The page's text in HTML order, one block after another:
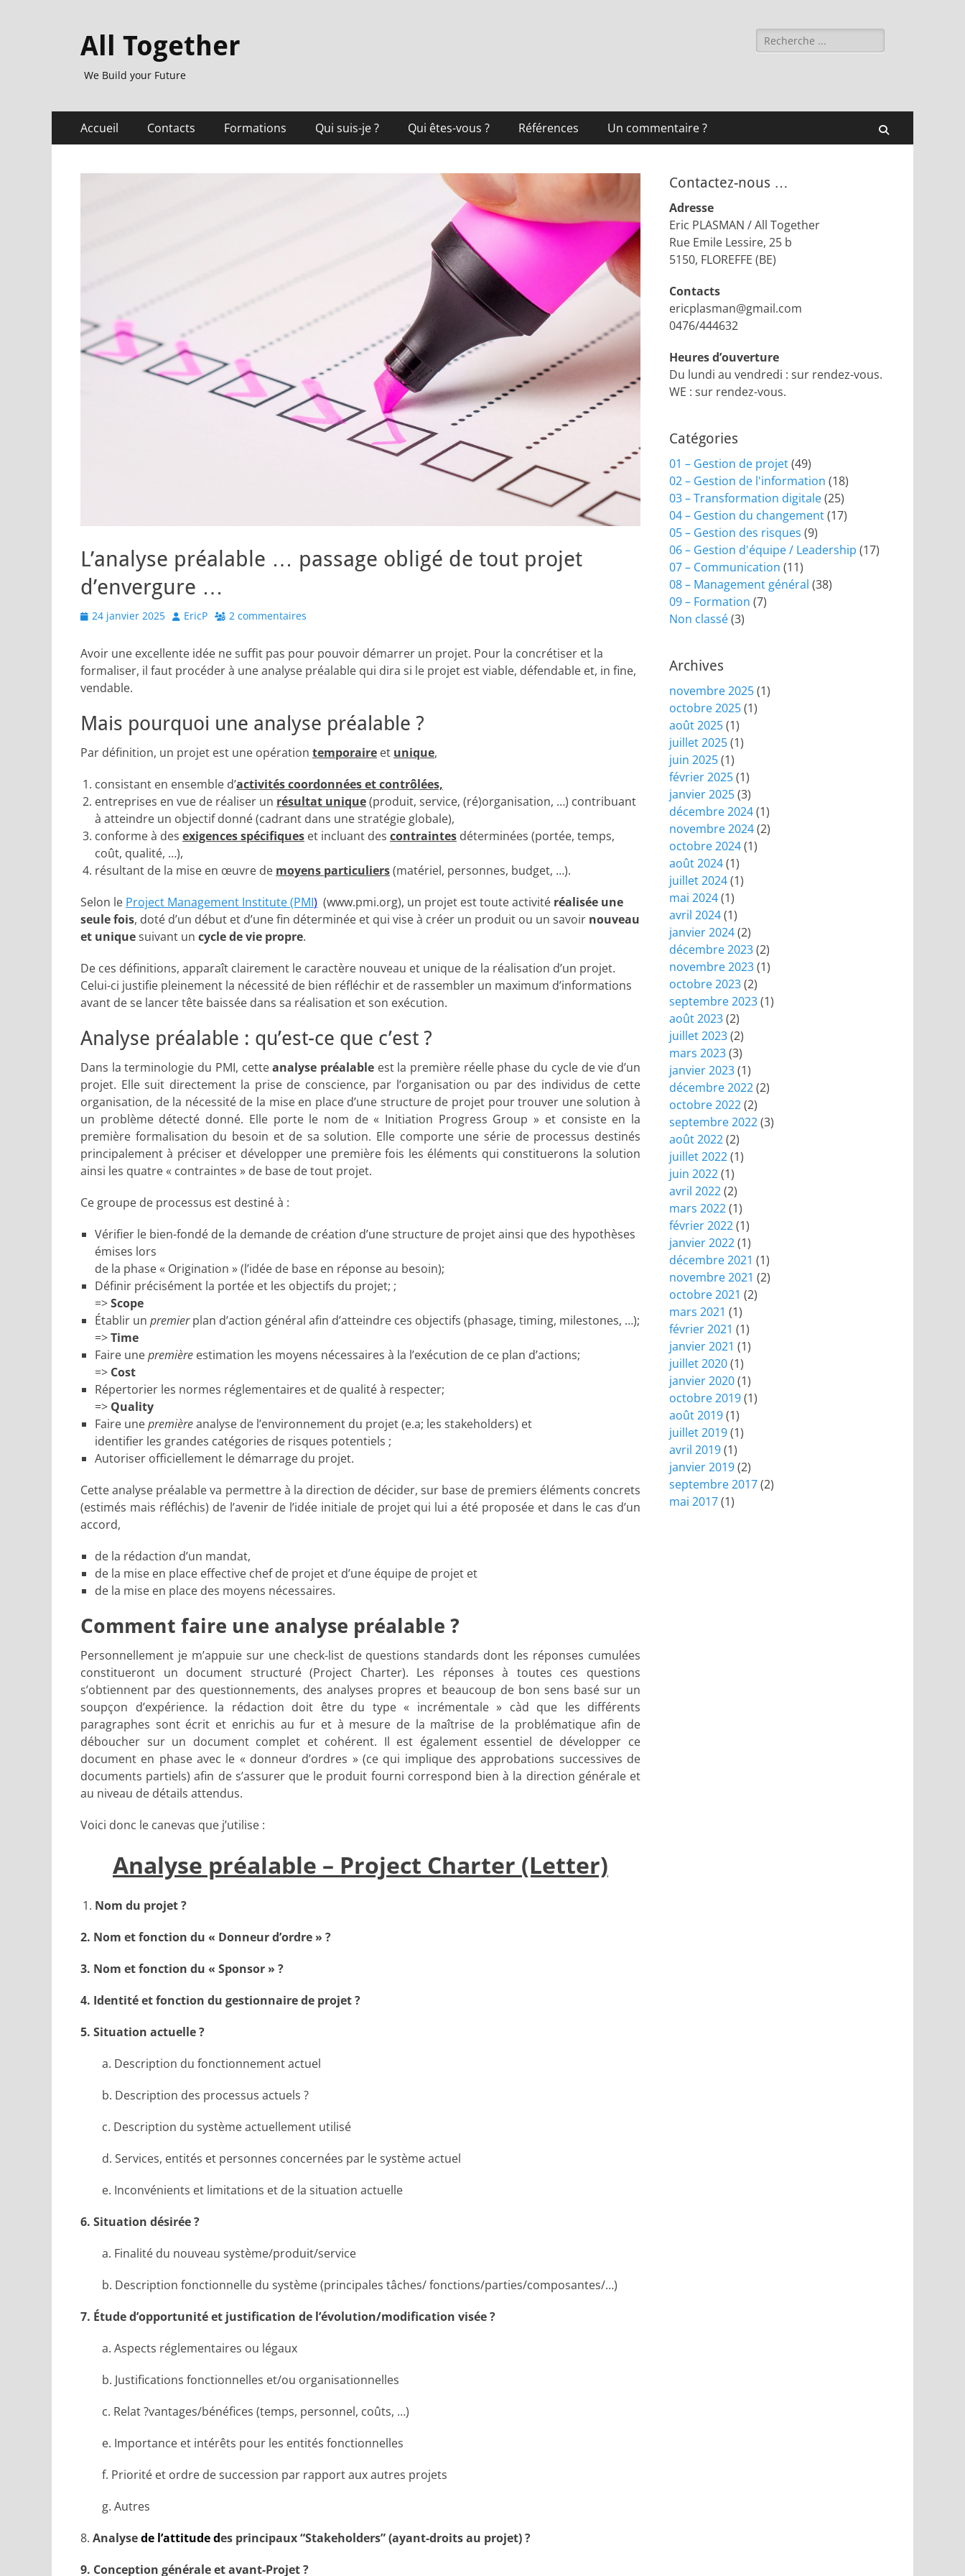
All Together
We Build your Future
Rechercher :
Menu
principal
Accueil Contacts Formations Qui suis-je ? Qui êtes-vous ? Références Un commentaire ?
L’analyse préalable … passage obligé de tout projet
d’envergure …
Posted
24 janvier 2025 Author
EricP 2 commentaires
Avoir une excellente idée ne suffit pas pour pouvoir démarrer un projet. Pour la concrétiser et la
formaliser, il faut procéder à une analyse préalable qui dira si le projet est viable, défendable et, in fine,
vendable.
Mais pourquoi une analyse préalable ?
Par définition, un projet est une opération temporaire et unique,
consistant en ensemble d’activités coordonnées et contrôlées,
entreprises en vue de réaliser un résultat unique(produit, service, (ré)organisation, …) contribuant
à atteindre un objectif donné (cadrant dans une stratégie globale),
conforme à des exigences spécifiques et incluant des contraintes déterminées (portée, temps,
coût, qualité, …),
résultant de la mise en œuvre de moyens particuliers(matériel, personnes, budget, …).
Selon le Project Management Institute (PMI) (www.pmi.org), un projet est toute activité réalisée une
seule fois, doté d’un début et d’une fin déterminée et qui vise à créer un produit ou un savoir nouveau
et uniquesuivant un cycle de vie propre.
De ces définitions, apparaît clairement le caractère nouveau et unique de la réalisation d’un projet.
Celui-ci justifie pleinement la nécessité de bien réfléchir et de rassembler un maximum d’informations
avant de se lancer tête baissée dans sa réalisation et son exécution.
Analyse préalable : qu’est-ce que c’est ?
Dans la terminologie du PMI, cetteanalyse préalable est la première réelle phase du cycle de vie d’un
projet. Elle suit directementla prise de conscience, par l’organisation ou par des individus de cette
organisation, de la nécessité de la mise en place d’une structure de projet pour trouver une solution à
un problème détecté donné. Elle porte le nom de « Initiation Progress Group » et consiste en la
première formalisation du besoin et de sa solution. Elle comporte une série de processus destinés
principalement à préciser et développer une première fois les éléments qui constituerons la solution
ainsi les quatre « contraintes » de base de tout projet.
Ce groupe de processus est destiné à :
Vérifier le bien-fondé de la demande de création d’une structure de projet ainsi que des hypothèses
émises lors
de la phase « Origination » (l’idée de base en réponse au besoin);
Définir précisément la portée et les objectifs du projet; ;
=>Scope
Établir un premierplan d’action général afin d’atteindre ces objectifs (phasage, timing, milestones, …);
=>Time
Faire unepremière estimation les moyens nécessaires à la l’exécution de ce plan d’actions;
=> Cost
Répertorier les normes réglementaires et de qualité à respecter;
=> Quality
Faire unepremièreanalyse de l’environnement du projet (e.a; les stakeholders) et
identifier les grandes catégories de risques potentiels ;
Autoriser officiellement le démarrage du projet.
Cette analyse préalable va permettre à la direction de décider, sur base de premiers éléments concrets
(estimés mais réfléchis) de l’avenir de l’idée initiale de projet qui lui a été proposée et dans le cas d’un
accord,
de la rédaction d’un mandat,
de la mise en place effective chef de projet et d’une équipe de projet et
de la mise en place des moyens nécessaires.
Comment faire une analyse préalable ?
Personnellement je m’appuie sur une check-list de questions standards dont les réponses cumulées
constitueront un document structuré (Project Charter). Les réponses à toutes ces questions
s’obtiennent par des questionnements, des analyses propres et beaucoup de bon sens basé sur un
soupçon d’expérience. la rédaction doit être du type « incrémentale » càd que les différents
paragraphes sont écrit et enrichis au fur et à mesure de la maîtrise de la problématique afin de
déboucher sur un document complet et cohérent. Il est également essentiel de développer ce
document en phase avec le « donneur d’ordres » (ce qui implique des approbations successives de
documents partiels) afin de s’assurer que le produit fourni correspond bien à la direction générale et
au niveau de détails attendus.
Voici donc le canevas que j’utilise :
Analyse préalable – Project Charter (Letter)
Nom du projet ?
2. Nom et fonction du « Donneur d’ordre » ?
3. Nom et fonction du « Sponsor » ?
4. Identité et fonction du gestionnaire de projet ?
5. Situation actuelle ?
a. Description du fonctionnement actuel
b. Description des processus actuels ?
c. Description du système actuellement utilisé
d. Services, entités et personnes concernées par le système actuel
e. Inconvénients et limitations et de la situation actuelle
6. Situation désirée ?
a. Finalité du nouveau système/produit/service
b. Description fonctionnelle du système (principales tâches/ fonctions/parties/composantes/…)
7. Étude d’opportunité et justification de l’évolution/modification visée ?
a. Aspects réglementaires ou légaux
b. Justifications fonctionnelles et/ou organisationnelles
c. Relat ?vantages/bénéfices (temps, personnel, coûts, …)
e. Importance et intérêts pour les entités fonctionnelles
f. Priorité et ordre de succession par rapport aux autres projets
g. Autres
8. Analysede l’attitude des principaux“Stakeholders” (ayant-droitsau projet) ?
9. Conception générale et avant-Projet ?
Contactez-nous …
Adresse
Eric PLASMAN / All Together
Rue Emile Lessire, 25 b
5150, FLOREFFE (BE)
Contacts
ericplasman@gmail.com
0476/444632
Heures d’ouverture
Du lundi au vendredi : sur rendez-vous.
WE : sur rendez-vous.
Catégories
01 – Gestion de projet(49)
02 – Gestion de l'information (18)
03 – Transformation digitale(25)
04 – Gestion du changement(17)
05 – Gestion des risques (9)
06 – Gestion d'équipe / Leadership (17)
07 – Communication (11)
08 – Management général (38)
09 – Formation (7)
Non classé(3)
Archives
novembre 2025(1)
octobre 2025(1)
août 2025(1)
juillet 2025(1)
juin 2025(1)
février 2025(1)
janvier 2025(3)
décembre 2024(1)
novembre 2024(2)
octobre 2024(1)
août 2024(1)
juillet 2024(1)
mai 2024(1)
avril 2024(1)
janvier 2024(2)
décembre 2023(2)
novembre 2023(1)
octobre 2023(2)
septembre 2023(1)
août 2023(2)
juillet 2023(2)
mars 2023(3)
janvier 2023(1)
décembre 2022(2)
octobre 2022(2)
septembre 2022(3)
août 2022(2)
juillet 2022(1)
juin 2022(1)
avril 2022(2)
mars 2022(1)
février 2022(1)
janvier 2022(1)
décembre 2021 (1)
novembre 2021 (2)
octobre 2021 (2)
mars 2021 (1)
février 2021 (1)
janvier 2021 (1)
juillet 2020(1)
janvier 2020(1)
octobre 2019(1)
août 2019(1)
juillet 2019(1)
avril 2019(1)
janvier 2019(2)
septembre 2017(2)
mai 2017(1)